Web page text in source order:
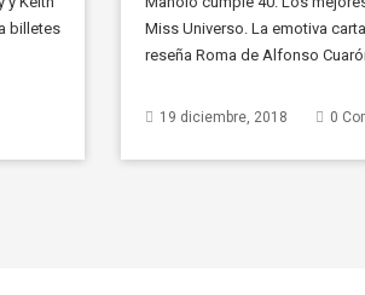
billetes
Miss Universo. La emotiva
reseña Roma de Alfonso
19 diciembre, 2018 0